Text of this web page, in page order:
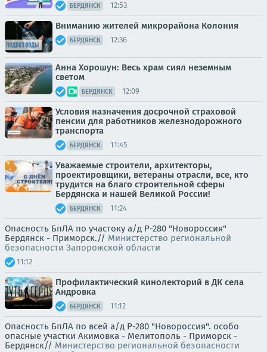
БЕРДЯНСК 12:53
Вниманию жителей микрорайона Колония
БЕРДЯНСК 12:36
Анна Хорошун: Весь храм сиял неземным
светом
БЕРДЯНСК 12:09
Условия назначения досрочной страховой
пенсии для работников железнодорожного
транспорта
БЕРДЯНСК 11:45
Уважаемые строители, архитекторы,
проектировщики, ветераны отрасли, все, кто
трудится на благо строительной сферы
Бердянска и нашей Великой России!
БЕРДЯНСК 11:24
Опасность БпЛА по участоку а/д Р-280 "Новороссия"
Бердянск - Приморск.// Министерство региональной
безопасности Запорожской области
11:12
Профилактический кинолекторий в ДК села
Андровка
БЕРДЯНСК 11:12
Опасность БпЛА по всей а/д Р-280 "Новороссия". особо
опасные участки Акимовка - Мелитополь - Приморск -
Бердянск// Министерство региональной безопасности